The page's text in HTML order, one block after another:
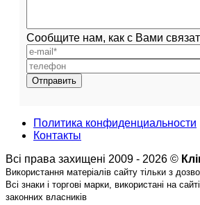
Сообщите нам, как с Вами
Политика конфиденциальности
Контакты
Всі права захищені 2009 - 2026 ©
Використання матеріалів сайту тільки з
Всі знаки і торгові марки, використані на
законних власників